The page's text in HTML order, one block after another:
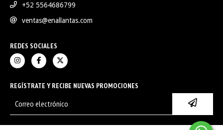
+52 5564686799
ventas@enallantas.com
REDES SOCIALES
REGÍSTRATE Y RECIBE NUEVAS PROMOCIONES